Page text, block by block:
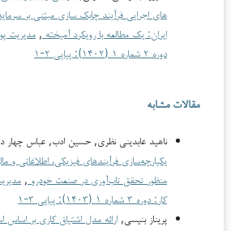
های اجرایی فرآیند چابک سازی مبتنی بر
ایران: یک مطالعه با رویکرد آمیخته , مدیریت
دوره ۲ شماره ۱ (۱۴۰۲): پیاپی ۲-۱
مقالات مشابه
ناهید عابدینی نظری, حسین ادب, عباس چهار
یکپارچه‌سازی فرآیندهای فیزیکی، اطلاعاتی و
منظور تحقق تاب‌آوری در صنعت خودرو ,
کار: دوره ۳ شماره ۱ (۱۴۰۳): پیاپی ۳-۱
پریناز بنیسی, ارائه مدل اشتیاق کاری بر اساس